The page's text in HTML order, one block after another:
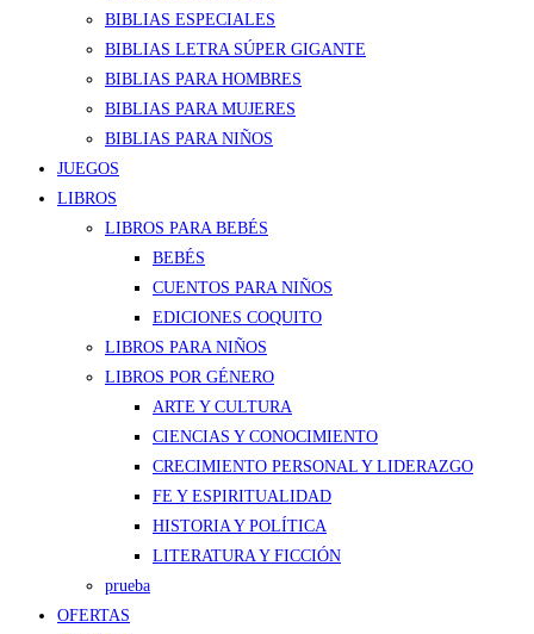
BIBLIAS ESPECIALES
BIBLIAS LETRA SÚPER GIGANTE
BIBLIAS PARA HOMBRES
BIBLIAS PARA MUJERES
BIBLIAS PARA NIÑOS
JUEGOS
LIBROS
LIBROS PARA BEBÉS
BEBÉS
CUENTOS PARA NIÑOS
EDICIONES COQUITO
LIBROS PARA NIÑOS
LIBROS POR GÉNERO
ARTE Y CULTURA
CIENCIAS Y CONOCIMIENTO
CRECIMIENTO PERSONAL Y LIDERAZGO
FE Y ESPIRITUALIDAD
HISTORIA Y POLÍTICA
LITERATURA Y FICCIÓN
prueba
OFERTAS